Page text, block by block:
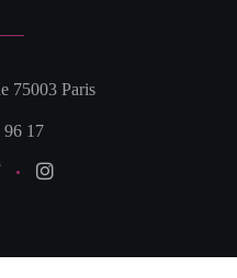
75003 Paris((öffnet ein neues
96 17
((öffnet ein neues Fenster))